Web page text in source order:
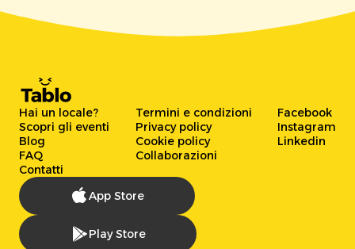
Hai un locale?
Scopri gli eventi
Blog
FAQ
Contatti
Termini e condizioni
Privacy policy
Cookie policy
Collaborazioni
Facebook
Instagram
Linkedin
App Store
Play Store